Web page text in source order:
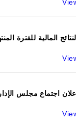
View
النتائج المالية للفترة المنتهية
View
اعلان اجتماع مجلس الإدارة بتاريخ 02/
View